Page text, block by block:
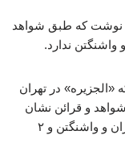
نوشت که طبق شواهد
واشنگتن ندارد.
در تهران
و قرائن نشان‌
می‌دهند که چین تمایلی به میانجی‌گری بین تهران و واشنگتن و ۲